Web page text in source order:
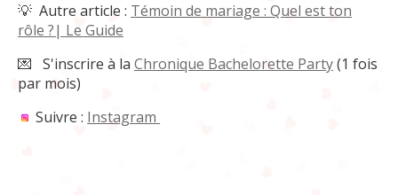
💡 Autre article : Témoin de mariage : Quel est ton
rôle ?| Le Guide
💌 S'inscrire à la Chronique Bachelorette Party(1 fois
par mois)
Suivre : Instagram